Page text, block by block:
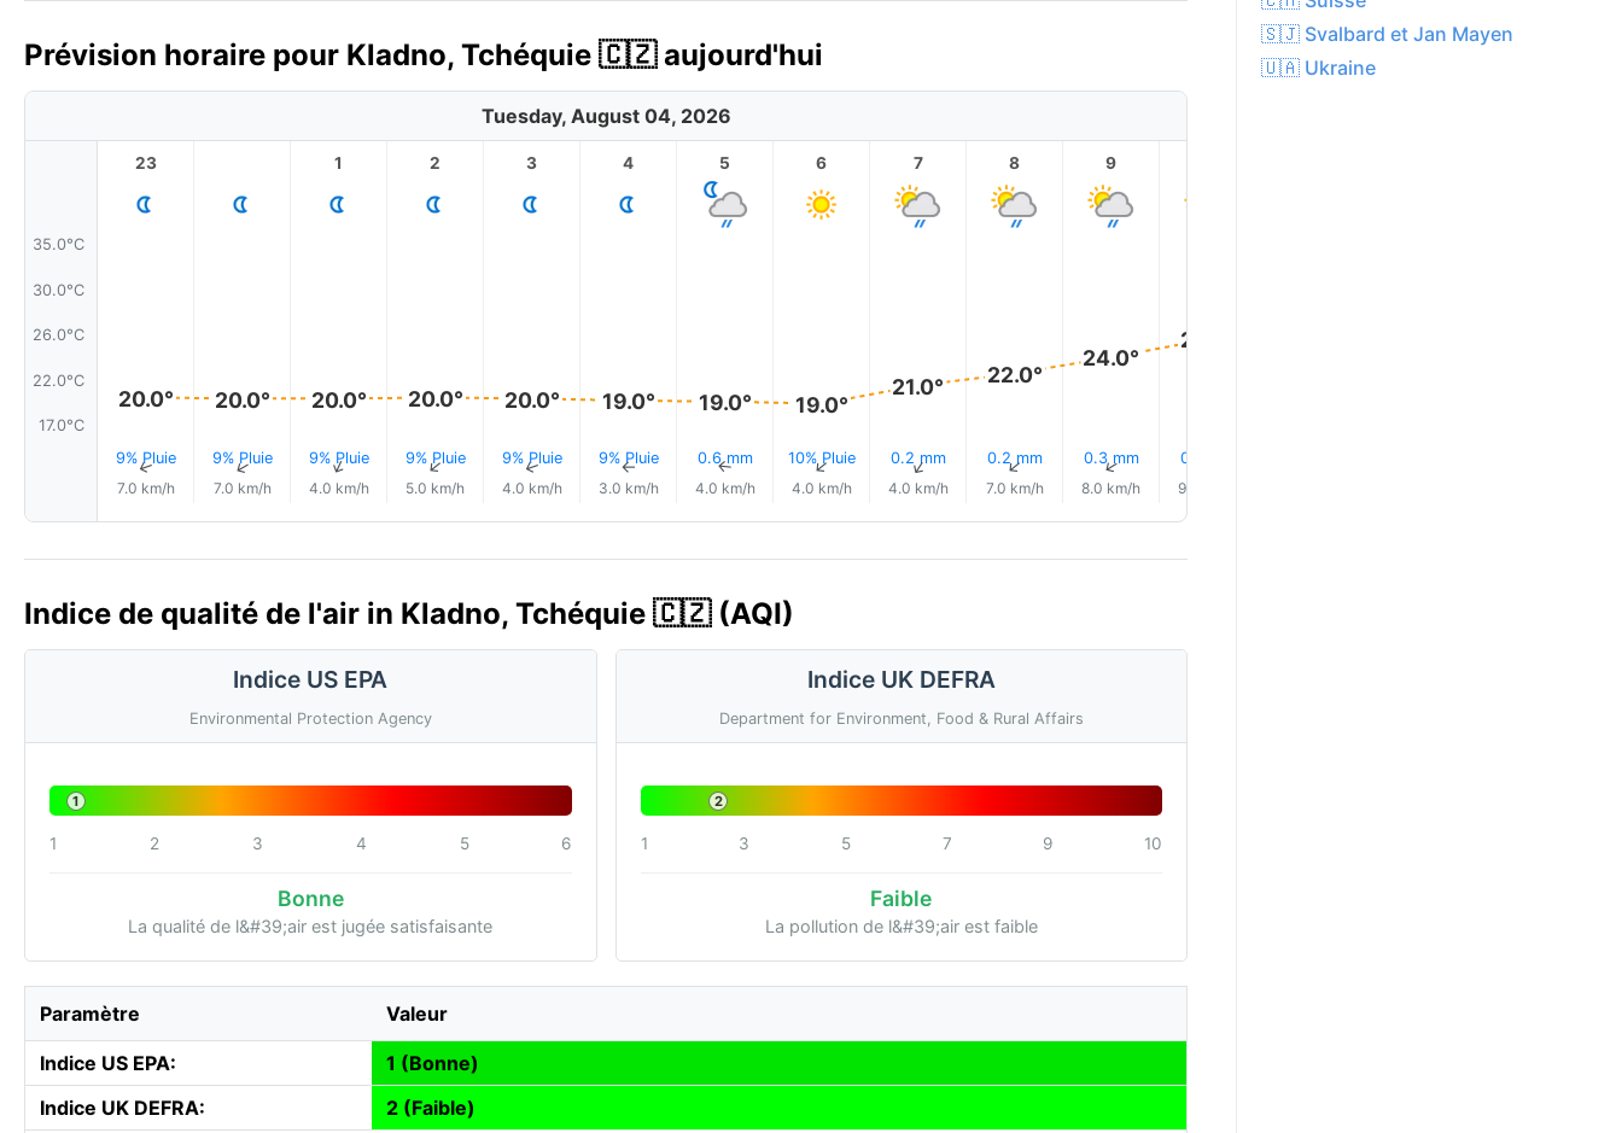
Prévision horaire pour Kladno, Tchéquie 🇨🇿 aujourd'hui
Tuesday, August 04, 2026
35.0°C
30.0°C
26.0°C
22.0°C
17.0°C
23
20.0°
9% Pluie
↑
7.0 km/h
20.0°
9% Pluie
↑
7.0 km/h
1
20.0°
9% Pluie
↑
4.0 km/h
2
20.0°
9% Pluie
↑
5.0 km/h
3
20.0°
9% Pluie
↑
4.0 km/h
4
19.0°
9% Pluie
↑
3.0 km/h
5
19.0°
0.6 mm
↑
4.0 km/h
6
19.0°
10% Pluie
↑
4.0 km/h
7
21.0°
0.2 mm
↑
4.0 km/h
8
22.0°
0.2 mm
↑
7.0 km/h
9
24.0°
0.3 mm
↑
8.0 km/h
26.0°
0.0 mm
9.0 km/h
Indice de qualité de l'air in Kladno, Tchéquie 🇨🇿 (AQI)
Indice US EPA
Environmental Protection Agency
1
1 2 3 4 5 6
Bonne
La qualité de l&#39;air est jugée satisfaisante
Indice UK DEFRA
Department for Environment, Food & Rural Affairs
2
1 3 5 7 9 10
Faible
La pollution de l&#39;air est faible
Paramètre Valeur
Indice US EPA:
1 (Bonne)
Indice UK DEFRA:
2 (Faible)
🇸🇯 Svalbard et Jan Mayen
🇺🇦 Ukraine